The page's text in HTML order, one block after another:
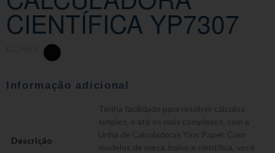
CIENTÍFICA YP7307
Informação adicional
Descrição
Tenha facilidade para resolver cálculos
simples, e até os mais complexos, com a
Linha de Calculadoras Yins Paper. Com
modelos de mesa, bolso e científica, você